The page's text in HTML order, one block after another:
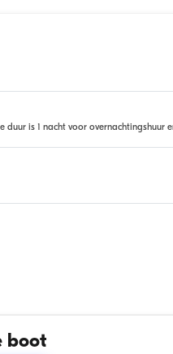
is 1 nacht voor overnachtingshuur
boot